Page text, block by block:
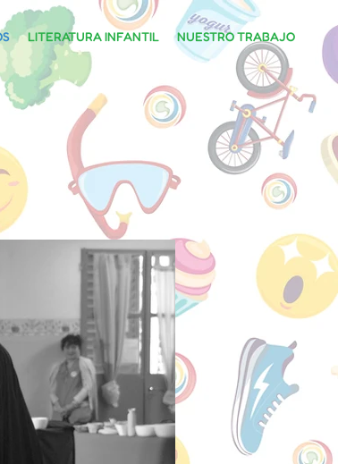
LITERATURA INFANTIL NUESTRO TRABAJO